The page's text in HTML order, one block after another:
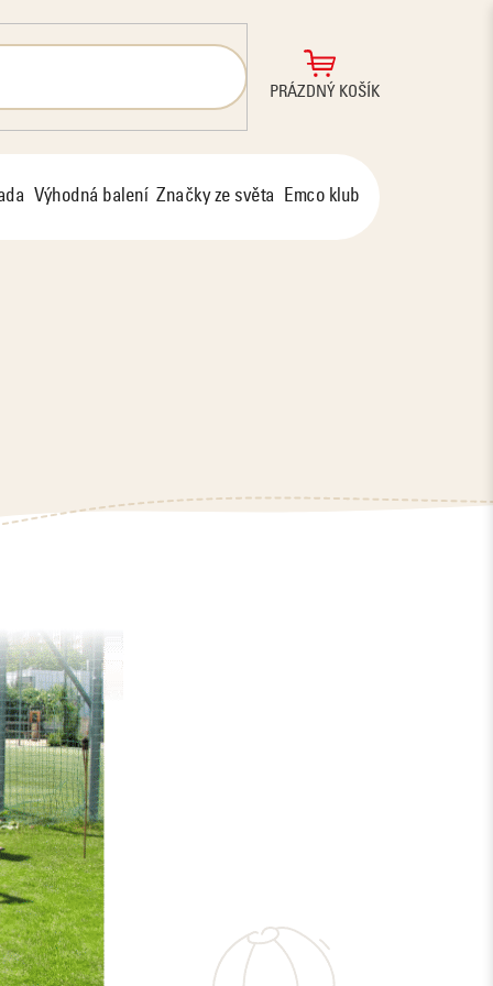
NÁKUPNÍ
PRÁZDNÝ KOŠÍK
Výhodná balení Značky ze světa Emco klub